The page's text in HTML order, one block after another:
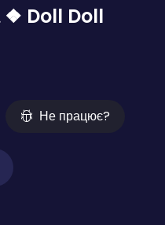
❖ Doll Doll
Не працює?